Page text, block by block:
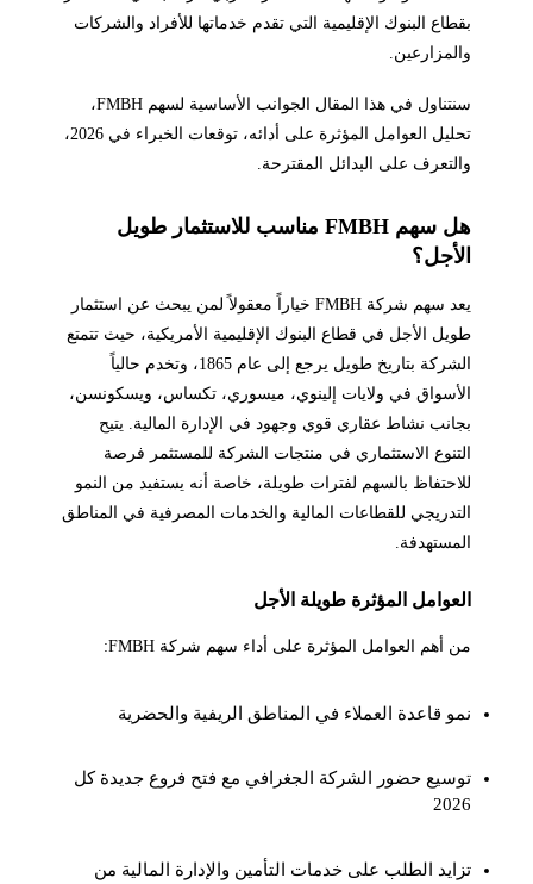
بقطاع البنوك الإقليمية التي تقدم خدماتها للأفراد والشركات
والمزارعين.
سنتناول في هذا المقال الجوانب الأساسية لسهم FMBH،
تحليل العوامل المؤثرة على أدائه، توقعات الخبراء في 2026،
والتعرف على البدائل المقترحة.
هل سهم FMBH مناسب للاستثمار طويل
الأجل؟
يعد سهم شركة FMBH خياراً معقولاً لمن يبحث عن استثمار
طويل الأجل في قطاع البنوك الإقليمية الأمريكية، حيث تتمتع
الشركة بتاريخ طويل يرجع إلى عام 1865، وتخدم حالياً
الأسواق في ولايات إلينوي، ميسوري، تكساس، ويسكونسن،
بجانب نشاط عقاري قوي وجهود في الإدارة المالية. يتيح
التنوع الاستثماري في منتجات الشركة للمستثمر فرصة
للاحتفاظ بالسهم لفترات طويلة، خاصة أنه يستفيد من النمو
التدريجي للقطاعات المالية والخدمات المصرفية في المناطق
المستهدفة.
العوامل المؤثرة طويلة الأجل
من أهم العوامل المؤثرة على أداء سهم شركة FMBH:
نمو قاعدة العملاء في المناطق الريفية والحضرية
توسيع حضور الشركة الجغرافي مع فتح فروع جديدة كل
2026
تزايد الطلب على خدمات التأمين والإدارة المالية من